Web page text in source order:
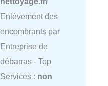
Enlèvement des
encombrants par
Entreprise de
débarras - Top
Services : non